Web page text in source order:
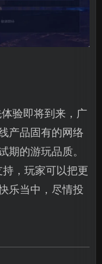
验即将到来，广
产品固有的网络
期的游玩品质。
持，玩家可以把更
乐当中，尽情投